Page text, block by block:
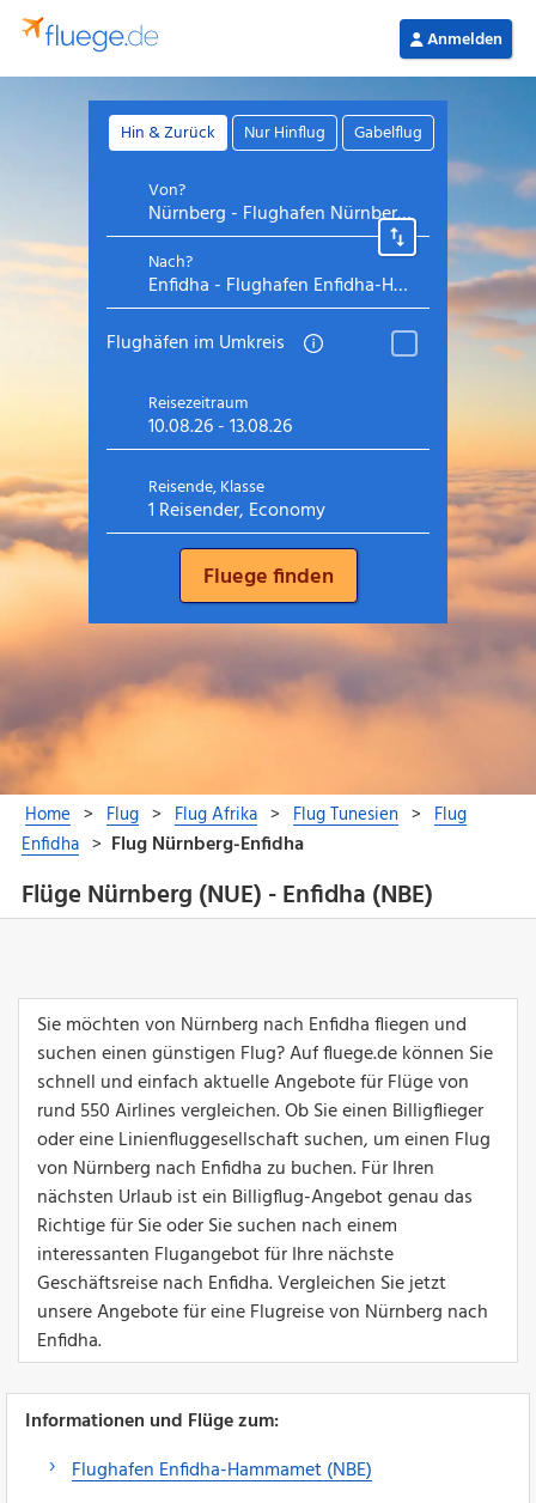
Flüge Nürnberg (NUE) - Enfidha (NBE)
Sie möchten von Nürnberg nach Enfidha fliegen und
suchen einen günstigen Flug? Auf fluege.de können Sie
schnell und einfach aktuelle Angebote für Flüge von
rund 550 Airlines vergleichen. Ob Sie einen Billigflieger
oder eine Linienfluggesellschaft suchen, um einen Flug
von Nürnberg nach Enfidha zu buchen. Für Ihren
nächsten Urlaub ist ein Billigflug-Angebot genau das
Richtige für Sie oder Sie suchen nach einem
interessanten Flugangebot für Ihre nächste
Geschäftsreise nach Enfidha. Vergleichen Sie jetzt
unsere Angebote für eine Flugreise von Nürnberg nach
Enfidha.
Informationen und Flüge zum:
Flughafen Enfidha-Hammamet (NBE)